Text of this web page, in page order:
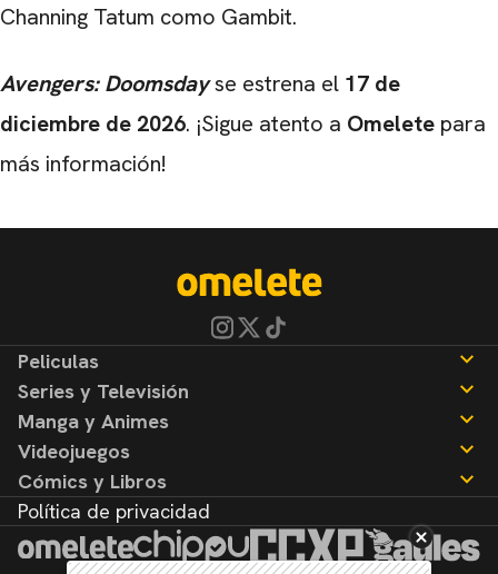
Channing Tatum como Gambit.
Avengers: Doomsdayse estrena el 17 de
diciembre de 2026. ¡Sigue atento a Omelete para
más información!
Peliculas
Noticias
Reseñas
Series y Televisión
Noticias
Reseñas
Manga y Animes
Noticias
Reseñas
Videojuegos
Noticias
Reseñas
Cómics y Libros
Noticias
Reseñas
Política de privacidad